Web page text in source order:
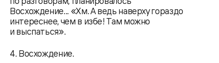
Восхождение... «Хм. А ведь наверху гораздо
интереснее, чем в избе! Там можно
и выспаться».
4. Восхождение.